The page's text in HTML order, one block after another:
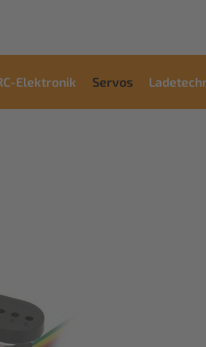
Elektronik Servos